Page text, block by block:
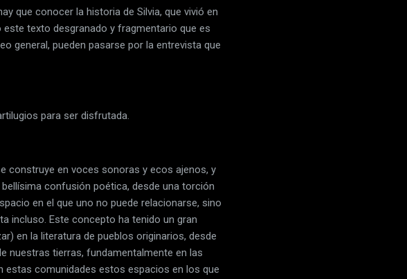
que conocer la historia de Silvia, que vivió en
texto desgranado y fragmentario que es
general, pueden pasarse por la entrevista que
para ser disfrutada.
construye en voces sonoras y ecos ajenos, y
confusión poética, desde una torción
en el que uno no puede relacionarse, sino
incluso. Este concepto ha tenido un gran
en la literatura de pueblos originarios, desde
nuestras tierras, fundamentalmente en las
estas comunidades estos espacios en los que